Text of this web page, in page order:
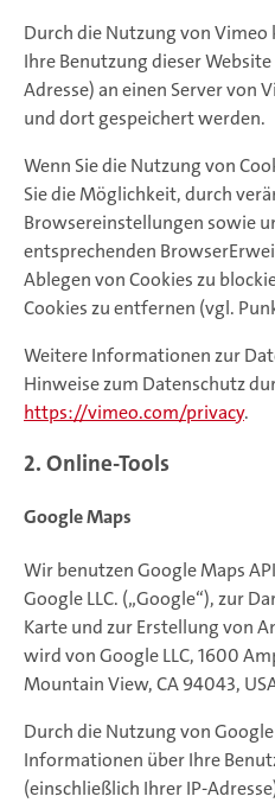
Durch die Nutzung von
Ihre Benutzung dieser
Adresse) an einen Server von
und dort gespeichert werden.
Wenn Sie die Nutzung von
Sie die Möglichkeit, durch
Browsereinstellungen sowie
entsprechenden
Ablegen von Cookies zu
Cookies zu entfernen (vgl.
Weitere Informationen zur
Hinweise zum Datenschutz
https://vimeo.com/privacy.
2. Online-Tools
Google Maps
Wir benutzen Google Maps
Google LLC. („Google“), zur
Karte und zur Erstellung von
wird von Google LLC, 1600
Mountain View, CA 94043,
Durch die Nutzung von
Informationen über Ihre
(einschließlich Ihrer IP-